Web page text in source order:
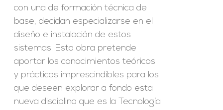
con una de formación técnica de
base, decidan especializarse en el
diseño e instalación de estos
sistemas. Esta obra pretende
aportar los conocimientos teóricos
y prácticos imprescindibles para los
que deseen explorar a fondo esta
nueva disciplina que es la Tecnología